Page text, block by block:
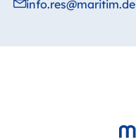
info.res@maritim.de